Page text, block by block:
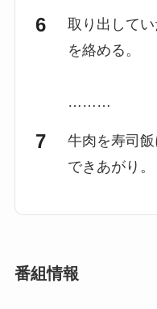
取り出して
を絡める。
………
牛肉を寿司
できあがり。
番組情報